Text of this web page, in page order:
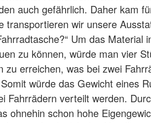
auch gefährlich. Daher kam
transportieren wir unsere
Um das Material
zu können, würde man vier
zu erreichen, was bei zwei
würde das Gewicht eines
Fahrrädern verteilt werden.
ohnehin schon hohe